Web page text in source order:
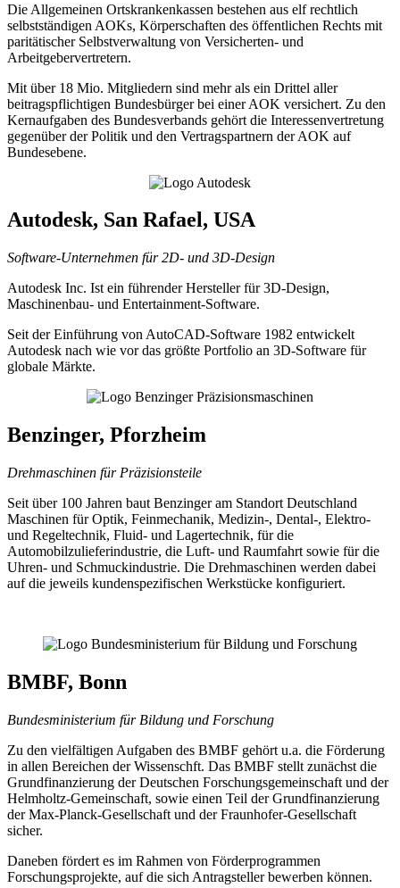
Die Allgemeinen Ortskrankenkassen bestehen aus elf rechtlich
selbstständigen AOKs, Körperschaften des öffentlichen Rechts mit
paritätischer Selbstverwaltung von Versicherten- und
Arbeitgebervertretern.
Mit über 18 Mio. Mitgliedern sind mehr als ein Drittel aller
beitragspflichtigen Bundesbürger bei einer AOK versichert. Zu den
Kernaufgaben des Bundesverbands gehört die Interessenvertretung
gegenüber der Politik und den Vertragspartnern der AOK auf
Bundesebene.
Autodesk, San Rafael, USA
Software-Unternehmen für 2D- und 3D-Design
Autodesk Inc. Ist ein führender Hersteller für 3D-Design,
Maschinenbau- und Entertainment-Software.
Seit der Einführung von AutoCAD-Software 1982 entwickelt
Autodesk nach wie vor das größte Portfolio an 3D-Software für
globale Märkte.
Benzinger, Pforzheim
Drehmaschinen für Präzisionsteile
Seit über 100 Jahren baut Benzinger am Standort Deutschland
Maschinen für Optik, Feinmechanik, Medizin-, Dental-, Elektro-
und Regeltechnik, Fluid- und Lagertechnik, für die
Automobilzulieferindustrie, die Luft- und Raumfahrt sowie für die
Uhren- und Schmuckindustrie. Die Drehmaschinen werden dabei
auf die jeweils kundenspezifischen Werkstücke konfiguriert.
BMBF, Bonn
Bundesministerium für Bildung und Forschung
Zu den vielfältigen Aufgaben des BMBF gehört u.a. die Förderung
in allen Bereichen der Wissenschft. Das BMBF stellt zunächst die
Grundfinanzierung der Deutschen Forschungsgemeinschaft und der
Helmholtz-Gemeinschaft, sowie einen Teil der Grundfinanzierung
der Max-Planck-Gesellschaft und der Fraunhofer-Gesellschaft
sicher.
Daneben fördert es im Rahmen von Förderprogrammen
Forschungsprojekte, auf die sich Antragsteller bewerben können.